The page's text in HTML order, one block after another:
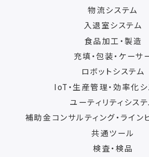
物流システム
入退室システム
食品加工・製造
充填・包装・ケーサ
ロボットシステム
IoT・生産管理・効率化シ
ユーティリティシステ
補助金コンサルティング・ライ
共通ツール
検査・検品